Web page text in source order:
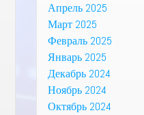
Апрель 2025
Март 2025
Февраль 2025
Январь 2025
Декабрь 2024
Ноябрь 2024
Октябрь 2024